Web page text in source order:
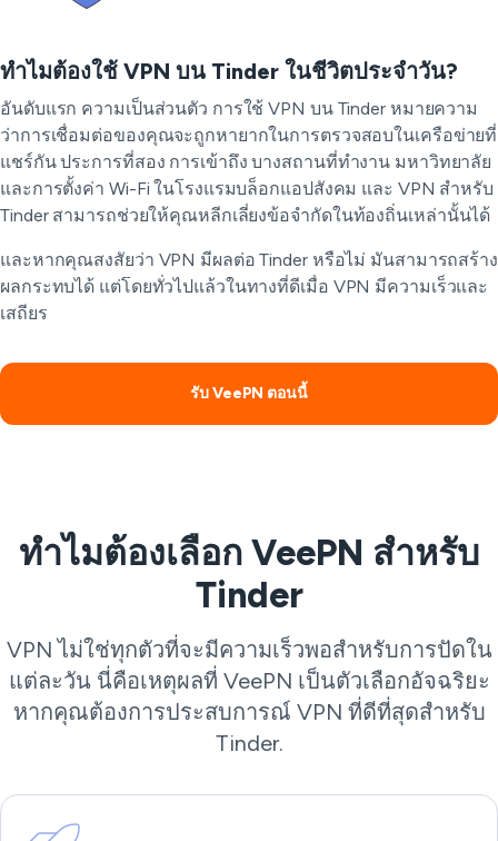
ทำไมต้องใช้ VPN บน Tinder ในชีวิตประจำวัน?
อันดับแรก ความเป็นส่วนตัว การใช้ VPN บน Tinder หมายความ
ว่าการเชื่อมต่อของคุณจะถูกหายากในการตรวจสอบในเครือข่ายที่
แชร์กัน ประการที่สอง การเข้าถึง บางสถานที่ทำงาน มหาวิทยาลัย
และการตั้งค่า Wi-Fi ในโรงแรมบล็อกแอปสังคม และ VPN สำหรับ
Tinder สามารถช่วยให้คุณหลีกเลี่ยงข้อจำกัดในท้องถิ่นเหล่านั้นได้
และหากคุณสงสัยว่า VPN มีผลต่อ Tinder หรือไม่ มันสามารถสร้าง
ผลกระทบได้ แต่โดยทั่วไปแล้วในทางที่ดีเมื่อ VPN มีความเร็วและ
เสถียร
รับ VeePN ตอนนี้
ทำไมต้องเลือก VeePN สำหรับ
Tinder
VPN ไม่ใช่ทุกตัวที่จะมีความเร็วพอสำหรับการปัดใน
แต่ละวัน นี่คือเหตุผลที่ VeePN เป็นตัวเลือกอัจฉริยะ
หากคุณต้องการประสบการณ์ VPN ที่ดีที่สุดสำหรับ
Tinder.